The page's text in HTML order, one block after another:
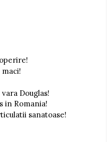
Douglas!
in Romania!
sanatoase!